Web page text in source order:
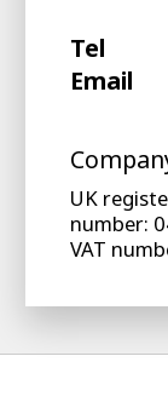
Tel
Email
UK
number:
VAT